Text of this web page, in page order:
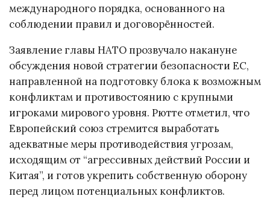
международного порядка, основанного на
соблюдении правил и договорённостей.
Заявление главы НАТО прозвучало накануне
обсуждения новой стратегии безопасности ЕС,
направленной на подготовку блока к возможным
конфликтам и противостоянию с крупными
игроками мирового уровня. Рютте отметил, что
Европейский союз стремится выработать
адекватные меры противодействия угрозам,
исходящим от “агрессивных действий России и
Китая”, и готов укрепить собственную оборону
перед лицом потенциальных конфликтов.